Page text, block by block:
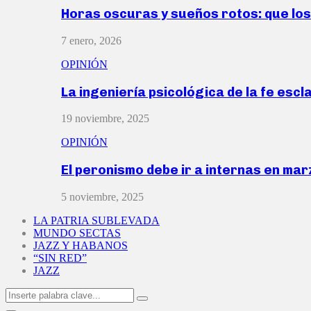
Horas oscuras y sueños rotos: que
7 enero, 2026
OPINIÓN
La ingeniería psicológica de la fe
19 noviembre, 2025
OPINIÓN
El peronismo debe ir a internas en
5 noviembre, 2025
LA PATRIA SUBLEVADA
MUNDO SECTAS
JAZZ Y HABANOS
“SIN RED”
JAZZ
Search
for:
Search